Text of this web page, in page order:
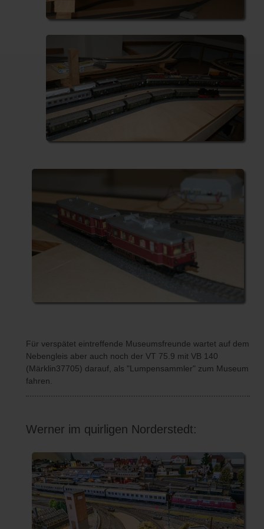
Für verspätet eintreffende Museumsfreunde wartet auf dem
Nebengleis aber auch noch der VT 75.9 mit VB 140
(Märklin37705) darauf, als "Lumpensammler" zum Museum
fahren.
Werner im quirligen Norderstedt: